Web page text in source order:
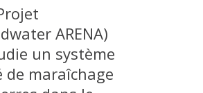
ARENA)
un système
de maraîchage